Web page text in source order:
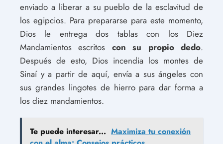
enviado a liberar a su pueblo de la esclavitud de
los egipcios. Para prepararse para este momento,
Dios le entrega dos tablas con los Diez
Mandamientos escritos con su propio dedo.
Después de esto, Dios incendia los montes de
Sinaí y a partir de aquí, envía a sus ángeles con
sus grandes lingotes de hierro para dar forma a
los diez mandamientos.
Te puede interesar... Maximiza tu conexión